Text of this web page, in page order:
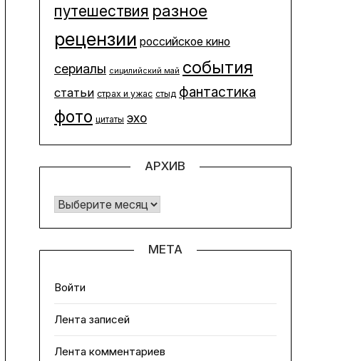
путешествия разное
рецензии российское кино
сериалы сицилийский май события
статьи страх и ужас стыд фантастика
фото цитаты эхо
АРХИВ
Архив
МЕТА
Войти
Лента записей
Лента комментариев